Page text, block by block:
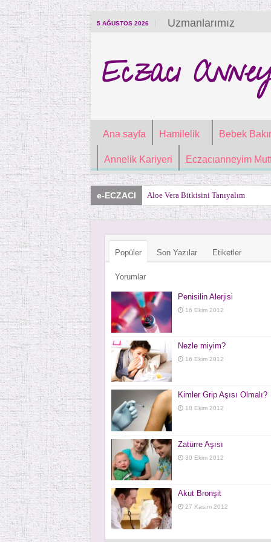
5 AĞUSTOS 2026 Uzmanlarımız
Eczacı
Ana sayfa Hamilelik Bebek
Annelik Kariyeri Eczacıanneyim
e-ECZACI Aloe Vera Bitkisini Tanıyalım
Popüler Son Yazılar Etiketler
Yorumlar
Penisilin Alerjisi
16 Ekim 2012
Nezle miyim?
16 Ekim 2012
Kimler Grip Aşısı Olmalı?
18 Ekim 2012
Zatürre Aşısı
30 Ekim 2012
Akut Bronşit
27 Kasım 2012